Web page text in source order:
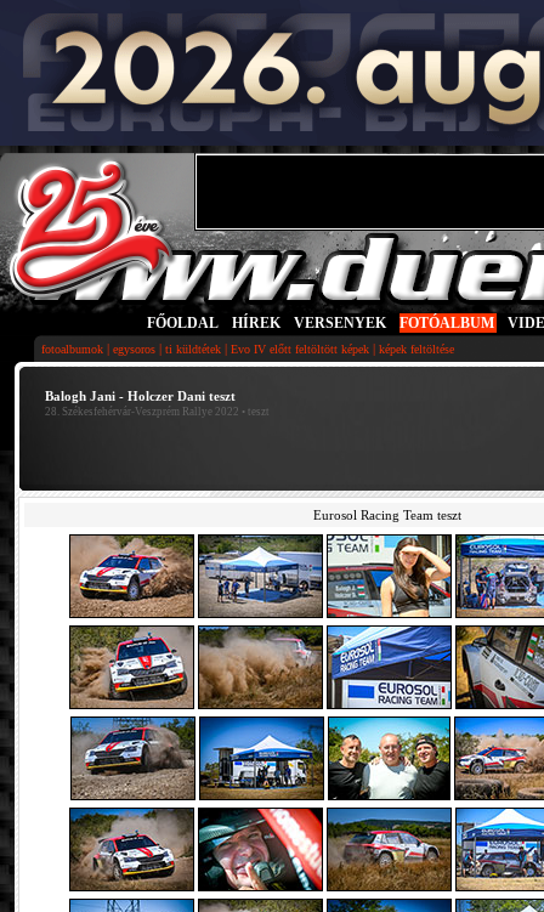
FŐOLDAL HÍREK VERSENYEK FOTÓALBUM
fotoalbumok | egysoros | ti küldtétek | Evo IV előtt feltöltött képek | képek feltöltése
Balogh Jani - Holczer Dani teszt
28. Székesfehérvár-Veszprém Rallye 2022 • teszt
Eurosol Racing Team teszt